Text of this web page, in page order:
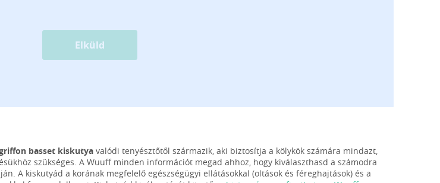
Elküld
basset kiskutya valódi tenyésztőtől származik, aki biztosítja a kölykök számára mindazt,
szükséges. A Wuuff minden információt megad ahhoz, hogy kiválaszthasd a számodra
A kiskutyád a korának megfelelő egészségügyi ellátásokkal (oltások és féreghajtások) és a